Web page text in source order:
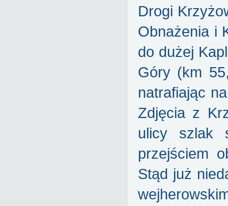
Drogi
Obnażenia i
do dużej
Góry (km
natrafiając
Zdjęcia z
ulicy szlak
przejściem
Stąd już